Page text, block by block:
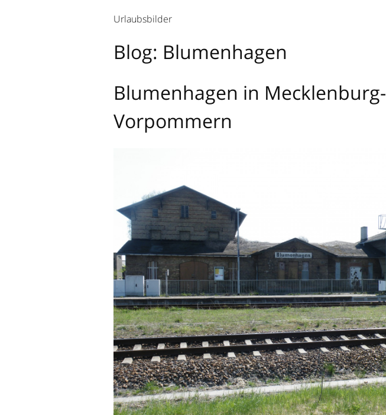
Urlaubsbilder
Blog: Blumenhagen
Blumenhagen in Mecklenburg-
Vorpommern